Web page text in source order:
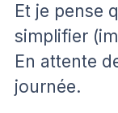
Et je pense
simplifier
En attente
journée.